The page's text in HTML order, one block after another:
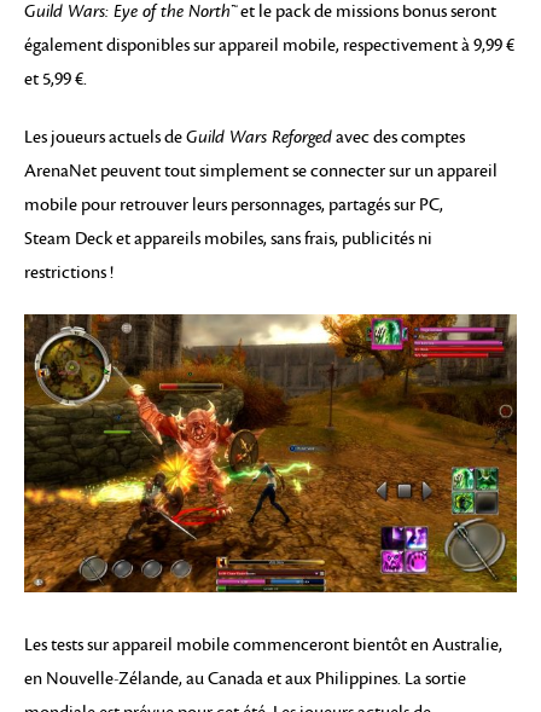
Guild Wars: Eye of the North™et le pack de missions bonus seront
également disponibles sur appareil mobile, respectivement à 9,99 €
et 5,99 €.
Les joueurs actuels deGuild Wars Reforgedavec des comptes
ArenaNet peuvent tout simplement se connecter sur un appareil
mobile pour retrouver leurs personnages, partagés sur PC,
Steam Deck et appareils mobiles, sans frais, publicités ni
restrictions !
Les tests sur appareil mobile commenceront bientôt en Australie,
en Nouvelle-Zélande, au Canada et aux Philippines. La sortie